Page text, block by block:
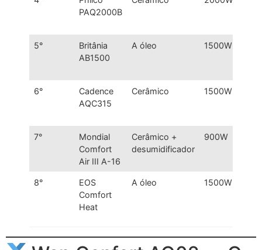
PAQ2000B
5°
Britânia
AB1500
A óleo 1500W
6°
Cadence
AQC315
Cerâmico 1500W
7°
Mondial
Comfort
Air III A-16
Cerâmico +
desumidificador
900W
8°
EOS
Comfort
Heat
A óleo 1500W